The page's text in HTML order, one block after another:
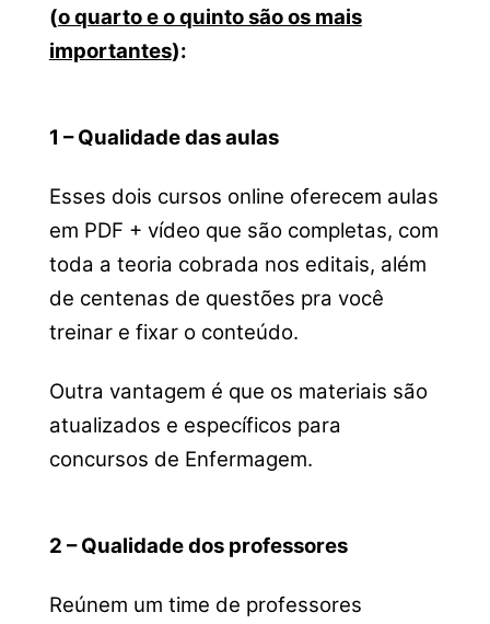
(o quarto e o quinto são os mais
importantes):
1 – Qualidade das aulas
Esses dois cursos online oferecem aulas
em PDF + vídeo que são completas, com
toda a teoria cobrada nos editais, além
de centenas de questões pra você
treinar e fixar o conteúdo.
Outra vantagem é que os materiais são
atualizados e específicos para
concursos de Enfermagem.
2 – Qualidade dos professores
Reúnem um time de professores